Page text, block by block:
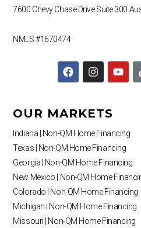
7600 Chevy Chase DriveSuite 300
NMLS #1670474
F
a
b
o
o
k
I
n
a
g
r
a
m
Y
o
e
OUR MARKETS
Indiana | Non-QM Home Financing
Texas | Non-QM Home Financing
Georgia | Non-QM Home Financing
New Mexico | Non-QM Home
Colorado | Non-QM Home Financing
Michigan | Non-QM Home Financing
Missouri | Non-QM Home Financing